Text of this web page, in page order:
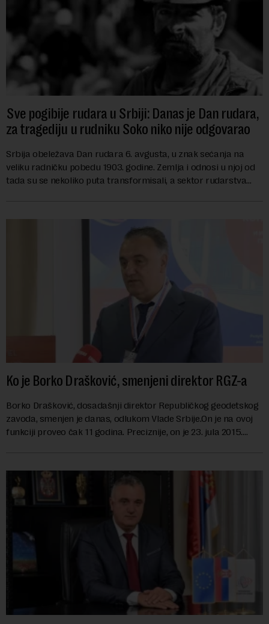
Sve pogibije rudara u Srbiji: Danas je Dan rudara,
za tragediju u rudniku Soko niko nije odgovarao
Srbija obeležava Dan rudara 6. avgusta, u znak sećanja na
veliku radničku pobedu 1903. godine. Zemlja i odnosi u njoj od
tada su se nekoliko puta transformisali, a sektor rudarstva
Ko je Borko Drašković, smenjeni direktor RGZ-a
Borko Drašković, dosadašnji direktor Republičkog geodetskog
zavoda, smenjen je danas, odlukom Vlade Srbije.On je na ovoj
funkciji proveo čak 11 godina. Preciznije, on je 23. jula 2015.